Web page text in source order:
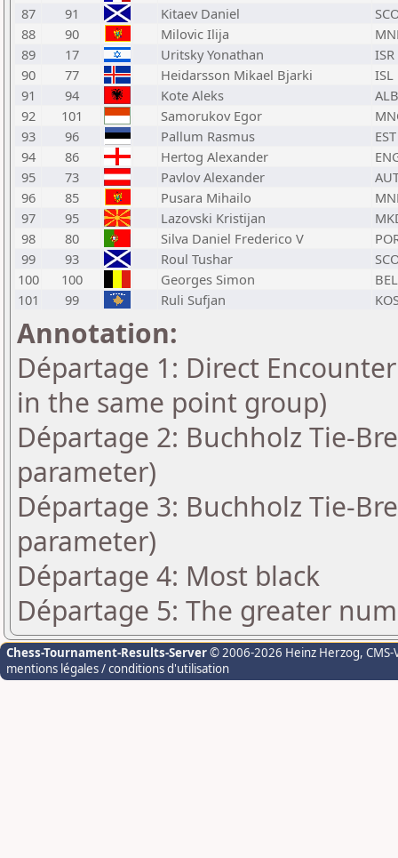
87
91 Kitaev Daniel
88
90 Milovic Ilija
89
17 Uritsky Yonathan
ISR
90
77 Heidarsson Mikael Bjarki
ISL
91
94 Kote Aleks
ALB
92
101 Samorukov Egor
93
96 Pallum Rasmus
EST
94
86 Hertog Alexander
95
73 Pavlov Alexander
96
85 Pusara Mihailo
97
95 Lazovski Kristijan
98
80 Silva Daniel Frederico V
99
93 Roul Tushar
100
100 Georges Simon
BEL
101
99 Ruli Sufjan
Annotation:
Départage 1: Direct
in the same point group)
Départage 2: Buchholz Tie-
parameter)
Départage 3: Buchholz Tie-
parameter)
Départage 4: Most black
Départage 5: The greater
Chess-Tournament-Results-Server© 2006-2026 Heinz Herzog,
mentions légales / conditions d'utilisation